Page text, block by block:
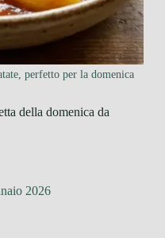
perfetto per la domenica
della domenica da
2026